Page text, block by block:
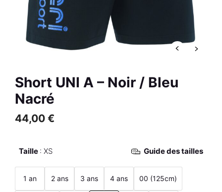
Short Femme - Uni A - Noir /
Fuchsia Nacré
€ + AJOUTER
Short UNI A – Noir / Bleu
Nacré
44,00 €
Taille Guide des tailles
XS
1 an 2 ans 3 ans 4 ans 00 (125cm)